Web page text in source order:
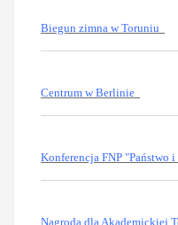
Biegun zimna w Toruniu
Centrum w Berlinie
Konferencja FNP "Państwo
Nagroda dla Akademickiej